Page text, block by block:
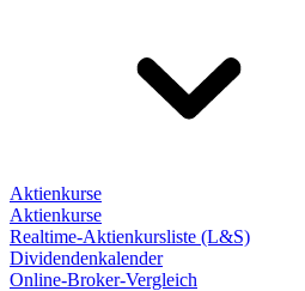
Aktienkurse
Aktienkurse
Realtime-Aktienkursliste (L&S)
Dividendenkalender
Online-Broker-Vergleich